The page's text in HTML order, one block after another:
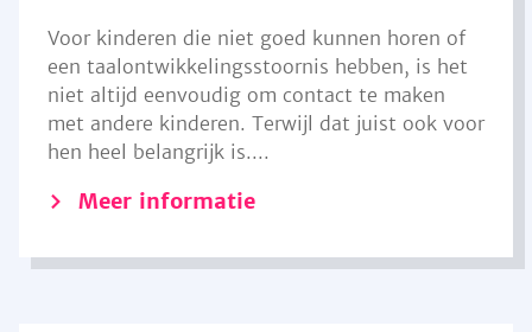
Voor kinderen die niet goed kunnen horen of
een taalontwikkelingsstoornis hebben, is het
niet altijd eenvoudig om contact te maken
met andere kinderen. Terwijl dat juist ook voor
hen heel belangrijk is....
Meer informatie